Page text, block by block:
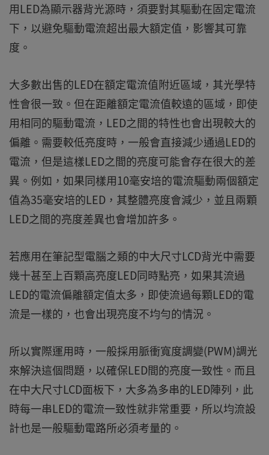
用LED為顯示器背光源時，須要對其驅動在固定電流
下，以避免驅動電流超出最大額定值，影響其可靠
度。
大多數出售的LED在額定電流值附近區域，其光學特
性會很一致。但在距離額定電流值較遠的區域，即使
用相同的驅動電流，LED之間的特性也會出現較大的
偏離。需要較低亮度時，一般會直接減少通過LED的
電流，但是這樣LED之間的亮度可能會存在很大的差
異。例如，如果同樣用10毫安培的電流驅動兩個額定
值為35毫安培的LED，其整體亮度會減少，並且兩顆
LED之間的亮度差異也會增加許多。
若應用在筆記型電腦之類的中大尺寸LCD背光中需要
幾十甚至上百顆高亮度LED同時點亮，如果其流過
LED的電流偏離額定值太多，即使流過每顆LED的電
流是一樣的，也會出現亮度不均勻的情況。
所以實際運用時，一般採用脈衝寬度調變(PWM)調光
來解決這個問題，以確保LED間的亮度一致性。而且
在中大尺寸LCD面板下，大多為多串的LED陣列，此
時每一串LED的電流一致性就非常重要，所以均流設
計也是一般驅動電路所必須考量的。